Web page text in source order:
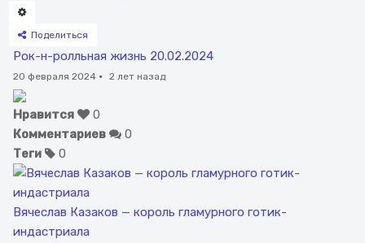
Поделиться
Рок-н-ролльная жизнь 20.02.2024
20 февраля 2024 · 2 лет назад
Нравится
0
Комментариев
0
Теги
0
Вячеслав Казаков — король гламурного готик-
индастриала